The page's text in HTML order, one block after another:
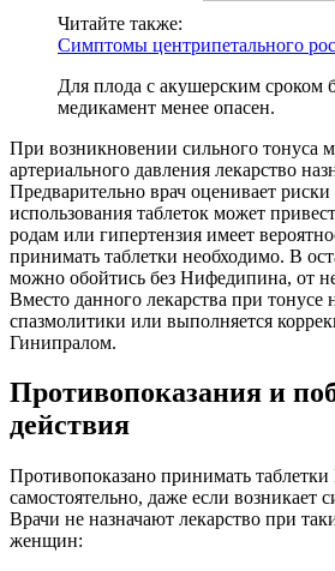
Читайте также:
Симптомы центрипетального
Для плода с акушерским сроком
медикамент менее опасен.
При возникновении сильного тонуса
артериального давления лекарство
Предварительно врач оценивает риски
использования таблеток может
родам или гипертензия имеет
принимать таблетки необходимо. В
можно обойтись без Нифедипина, от
Вместо данного лекарства при тонусе
спазмолитики или выполняется
Гинипралом.
Противопоказания и
действия
Противопоказано принимать
самостоятельно, даже если возникает
Врачи не назначают лекарство при
женщин: